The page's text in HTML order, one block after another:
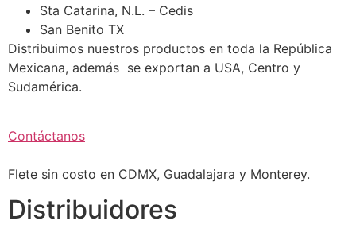
Sta Catarina, N.L. – Cedis
San Benito TX
Distribuimos nuestros productos en toda la República
Mexicana, además se exportan a USA, Centro y
Sudamérica.
Contáctanos
Flete sin costo en CDMX, Guadalajara y Monterey.
Distribuidores